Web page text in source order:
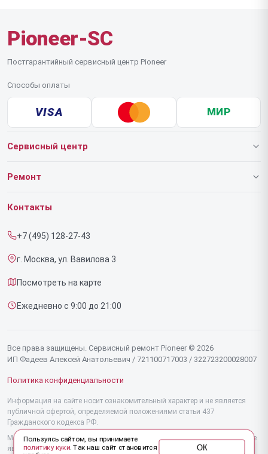
Pioneer-SC
Постгарантийный сервисный центр Pioneer
Способы оплаты
VISA МИР
Сервисный центр
О нашем сервисе
Срочный ремонт
Доставка и способы оплаты
Диагностика
Контакты
Ремонт
Роботов-пылесосов
Секвенсоров
Наушников
Микшерных пультов
Контакты
+7 (495) 128-27-43
г. Москва, ул. Вавилова 3
Посмотреть на карте
Ежедневно с 9:00 до 21:00
Все права защищены. Сервисный ремонт Pioneer © 2026
ИП Фадеев Алексей Анатольевич / 721100717003 / 322723200028007
Политика конфиденциальности
Информация на сайте носит ознакомительный характер и не является
публичной офертой, определяемой положениями статьи 437
Гражданского кодекса РФ.
Мы специализируемся на обслуживании и ремонте техники Pioneer, но не
являемся их официальным представителем. Предоставляем
Пользуясь сайтом, вы принимаете
политику куки. Так наш сайт становится
ОК